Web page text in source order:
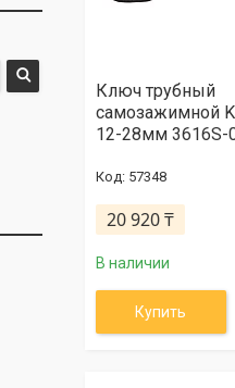
Ключ трубный
самозажимной
12-28мм 3616S-
57348
20 920 ₸
В наличии
Купить